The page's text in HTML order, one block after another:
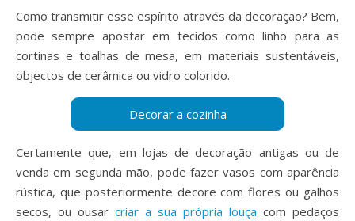
Como transmitir esse espírito através da decoração? Bem,
pode sempre apostar em tecidos como linho para as
cortinas e toalhas de mesa, em materiais sustentáveis,
objectos de cerâmica ou vidro colorido.
Certamente que, em lojas de decoração antigas ou de
venda em segunda mão, pode fazer vasos com aparência
rústica, que posteriormente decore com flores ou galhos
secos, ou ousar criar a sua própria louça com pedaços